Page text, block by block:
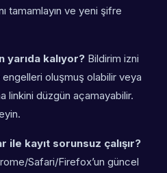
tamamlayın ve yeni şifre
yarıda kalıyor? Bildirim izni
oluşmuş olabilir veya
linkini düzgün açamayabilir.
ile kayıt sorunsuz çalışır?
Safari/Firefox’un güncel